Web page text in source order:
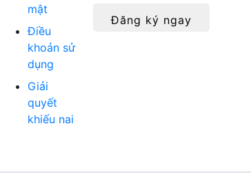
mật
Điều
khoản sử
dụng
Giải
quyết
khiếu nai
Đăng ký ngay